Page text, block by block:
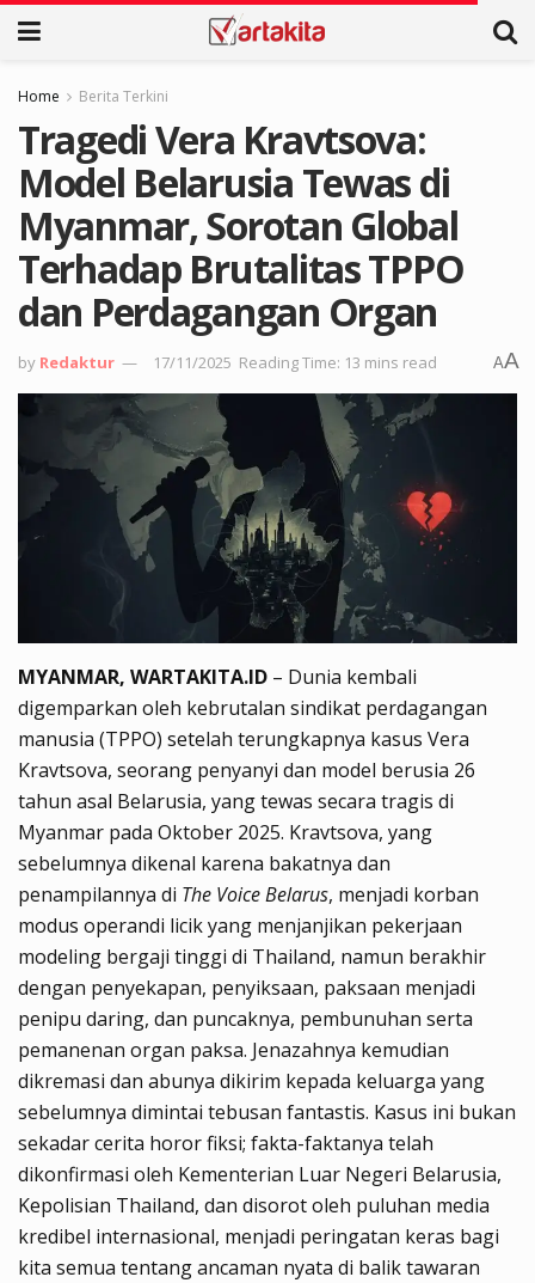
Home Berita Terkini
Tragedi Vera Kravtsova:
Model Belarusia Tewas di
Myanmar, Sorotan Global
Terhadap Brutalitas TPPO
dan Perdagangan Organ
by Redaktur 17/11/2025 Reading Time: 13 mins read AA
MYANMAR, WARTAKITA.ID – Dunia kembali
digemparkan oleh kebrutalan sindikat perdagangan
manusia (TPPO) setelah terungkapnya kasus Vera
Kravtsova, seorang penyanyi dan model berusia 26
tahun asal Belarusia, yang tewas secara tragis di
Myanmar pada Oktober 2025. Kravtsova, yang
sebelumnya dikenal karena bakatnya dan
penampilannya di The Voice Belarus, menjadi korban
modus operandi licik yang menjanjikan pekerjaan
modeling bergaji tinggi di Thailand, namun berakhir
dengan penyekapan, penyiksaan, paksaan menjadi
penipu daring, dan puncaknya, pembunuhan serta
pemanenan organ paksa. Jenazahnya kemudian
dikremasi dan abunya dikirim kepada keluarga yang
sebelumnya dimintai tebusan fantastis. Kasus ini bukan
sekadar cerita horor fiksi; fakta-faktanya telah
dikonfirmasi oleh Kementerian Luar Negeri Belarusia,
Kepolisian Thailand, dan disorot oleh puluhan media
kredibel internasional, menjadi peringatan keras bagi
kita semua tentang ancaman nyata di balik tawaran